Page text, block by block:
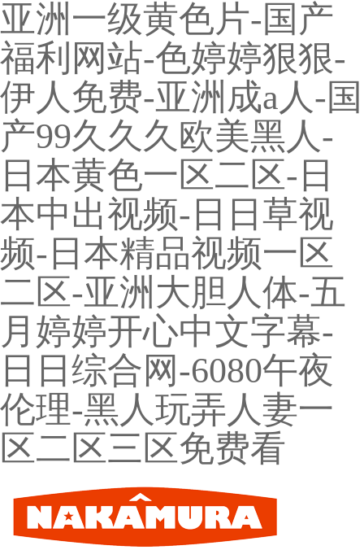
亚洲一级黄色片-国产
福利网站-色婷婷狠狠-
伊人免费-亚洲成a人-国
产99久久久欧美黑人-
日本黄色一区二区-日
本中出视频-日日草视
频-日本精品视频一区
二区-亚洲大胆人体-五
月婷婷开心中文字幕-
日日综合网-6080午夜
伦理-黑人玩弄人妻一
区二区三区免费看